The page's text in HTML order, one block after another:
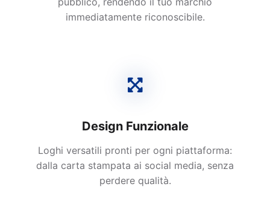
immediatamente riconoscibile.
Design Funzionale
Loghi versatili pronti per ogni piattaforma:
dalla carta stampata ai social media, senza
perdere qualità.